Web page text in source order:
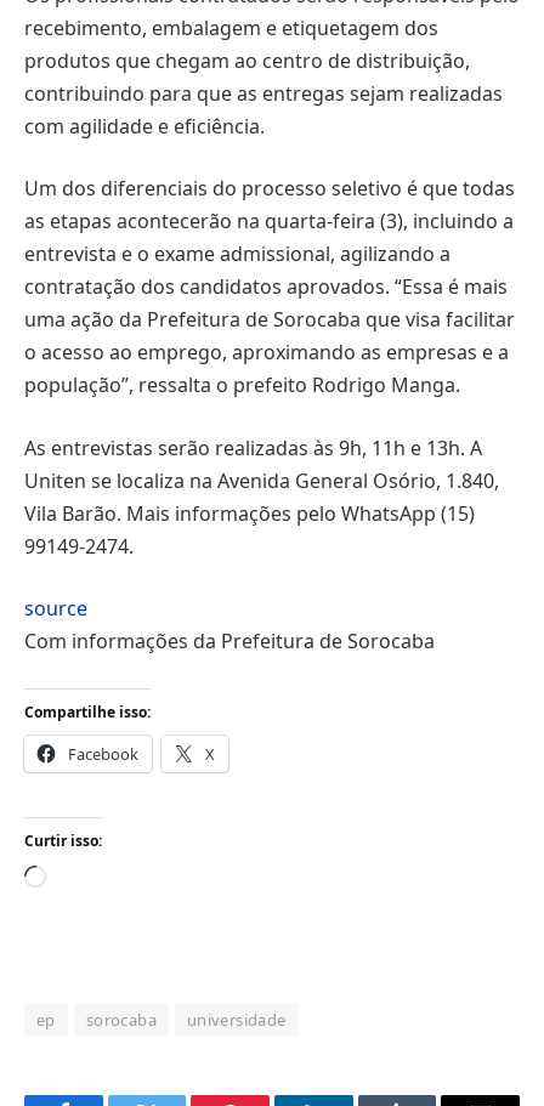
recebimento, embalagem e etiquetagem dos
produtos que chegam ao centro de distribuição,
contribuindo para que as entregas sejam realizadas
com agilidade e eficiência.
Um dos diferenciais do processo seletivo é que todas
as etapas acontecerão na quarta-feira (3), incluindo a
entrevista e o exame admissional, agilizando a
contratação dos candidatos aprovados. “Essa é mais
uma ação da Prefeitura de Sorocaba que visa facilitar
o acesso ao emprego, aproximando as empresas e a
população”, ressalta o prefeito Rodrigo Manga.
As entrevistas serão realizadas às 9h, 11h e 13h. A
Uniten se localiza na Avenida General Osório, 1.840,
Vila Barão. Mais informações pelo WhatsApp (15)
99149-2474.
source
Com informações da Prefeitura de Sorocaba
Compartilhe isso:
Facebook X
Curtir isso:
Carregando...
ep sorocaba universidade